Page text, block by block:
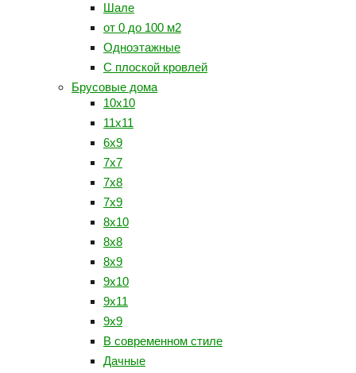
Шале
от 0 до 100 м2
Одноэтажные
С плоской кровлей
Брусовые дома
10х10
11х11
6х9
7х7
7х8
7х9
8х10
8х8
8х9
9x10
9х11
9х9
В современном стиле
Дачные